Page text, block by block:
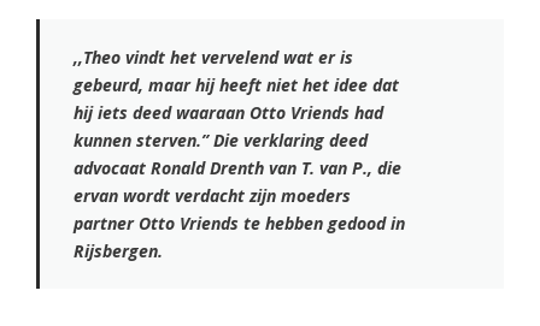
,,Theo vindt het vervelend wat er is
gebeurd, maar hij heeft niet het idee dat
hij iets deed waaraan Otto Vriends had
kunnen sterven.” Die verklaring deed
advocaat Ronald Drenth van T. van P., die
ervan wordt verdacht zijn moeders
partner Otto Vriends te hebben gedood in
Rijsbergen.